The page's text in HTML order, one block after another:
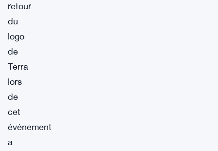
retour
du
logo
de
Terra
lors
de
cet
événement
a